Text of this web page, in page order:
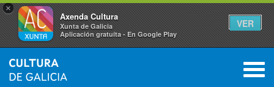
×
Axenda Cultura
Xunta de Galicia
Aplicación gratuíta - En Google Play
VER
INICIO 0